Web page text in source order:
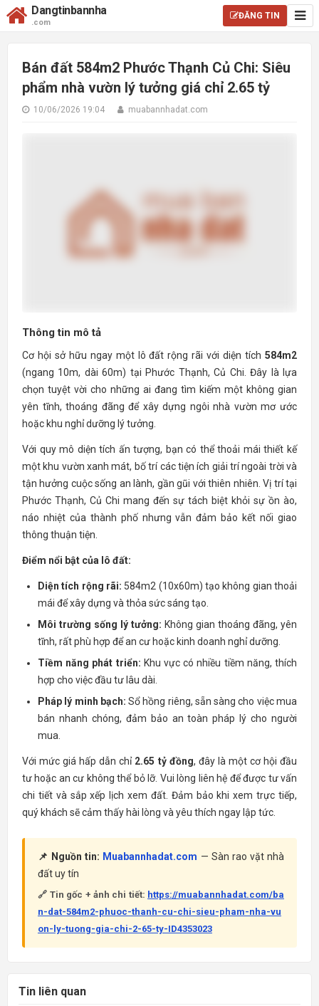
Dangtinbannha
.com
ĐĂNG TIN
Bán đất 584m2 Phước Thạnh Củ Chi: Siêu
phẩm nhà vườn lý tưởng giá chỉ 2.65 tỷ
10/06/2026 19:04 muabannhadat.com
Thông tin mô tả
Cơ hội sở hữu ngay một lô đất rộng rãi với diện tích 584m2
(ngang 10m, dài 60m) tại Phước Thạnh, Củ Chi. Đây là lựa
chọn tuyệt vời cho những ai đang tìm kiếm một không gian
yên tĩnh, thoáng đãng để xây dựng ngôi nhà vườn mơ ước
hoặc khu nghỉ dưỡng lý tưởng.
Với quy mô diện tích ấn tượng, bạn có thể thoải mái thiết kế
một khu vườn xanh mát, bố trí các tiện ích giải trí ngoài trời và
tận hưởng cuộc sống an lành, gần gũi với thiên nhiên. Vị trí tại
Phước Thạnh, Củ Chi mang đến sự tách biệt khỏi sự ồn ào,
náo nhiệt của thành phố nhưng vẫn đảm bảo kết nối giao
thông thuận tiện.
Điểm nổi bật của lô đất:
Diện tích rộng rãi: 584m2 (10x60m) tạo không gian thoải
mái để xây dựng và thỏa sức sáng tạo.
Môi trường sống lý tưởng: Không gian thoáng đãng, yên
tĩnh, rất phù hợp để an cư hoặc kinh doanh nghỉ dưỡng.
Tiềm năng phát triển: Khu vực có nhiều tiềm năng, thích
hợp cho việc đầu tư lâu dài.
Pháp lý minh bạch: Sổ hồng riêng, sẵn sàng cho việc mua
bán nhanh chóng, đảm bảo an toàn pháp lý cho người
mua.
Với mức giá hấp dẫn chỉ 2.65 tỷ đồng, đây là một cơ hội đầu
tư hoặc an cư không thể bỏ lỡ. Vui lòng liên hệ để được tư vấn
chi tiết và sắp xếp lịch xem đất. Đảm bảo khi xem trực tiếp,
quý khách sẽ cảm thấy hài lòng và yêu thích ngay lập tức.
📌 Nguồn tin: Muabannhadat.com — Sàn rao vặt nhà
đất uy tín
🔗 Tin gốc + ảnh chi tiết: https://muabannhadat.com/ba
n-dat-584m2-phuoc-thanh-cu-chi-sieu-pham-nha-vu
on-ly-tuong-gia-chi-2-65-ty-ID4353023
Tin liên quan